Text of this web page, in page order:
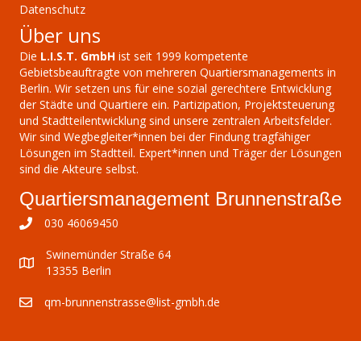
Datenschutz
Über uns
Die L.I.S.T. GmbH ist seit 1999 kompetente
Gebietsbeauftragte von mehreren Quartiersmanagements in
Berlin. Wir setzen uns für eine sozial gerechtere Entwicklung
der Städte und Quartiere ein. Partizipation, Projektsteuerung
und Stadtteilentwicklung sind unsere zentralen Arbeitsfelder.
Wir sind Wegbegleiter*innen bei der Findung tragfähiger
Lösungen im Stadtteil. Expert*innen und Träger der Lösungen
sind die Akteure selbst.
Quartiersmanagement Brunnenstraße
030 46069450
Swinemünder Straße 64
13355 Berlin
qm-brunnenstrasse@list-gmbh.de